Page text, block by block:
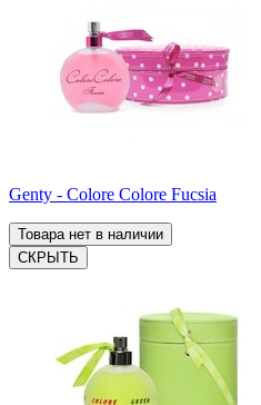
Genty - Colore Colore Fucsia
Товара нет в наличии
СКРЫТЬ